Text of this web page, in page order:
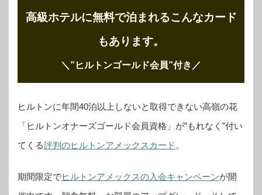
高級ホテルに無料で泊まれるこんなカード
もあります。
＼”ヒルトンゴールド会員”付き ／
ヒルトンに年間40泊以上しないと取得できない高嶺の花
「ヒルトンオナーズゴールド会員資格」が”もれなく”付い
てくる評判のヒルトンアメックスカード 。
期間限定でヒルトンアメックスの入会キャンペーンが開